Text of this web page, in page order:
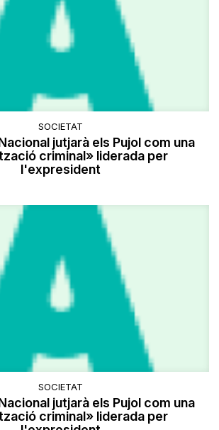
SOCIETAT
jutjarà els Pujol com una
criminal» liderada per
l'expresident
SOCIETAT
jutjarà els Pujol com una
criminal» liderada per